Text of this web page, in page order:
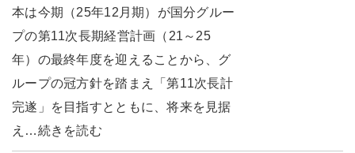
本は今期（25年12月期）が国分グルー
プの第11次長期経営計画（21～25
年）の最終年度を迎えることから、グ
ループの冠方針を踏まえ「第11次長計
完遂」を目指すとともに、将来を見据
え…続きを読む